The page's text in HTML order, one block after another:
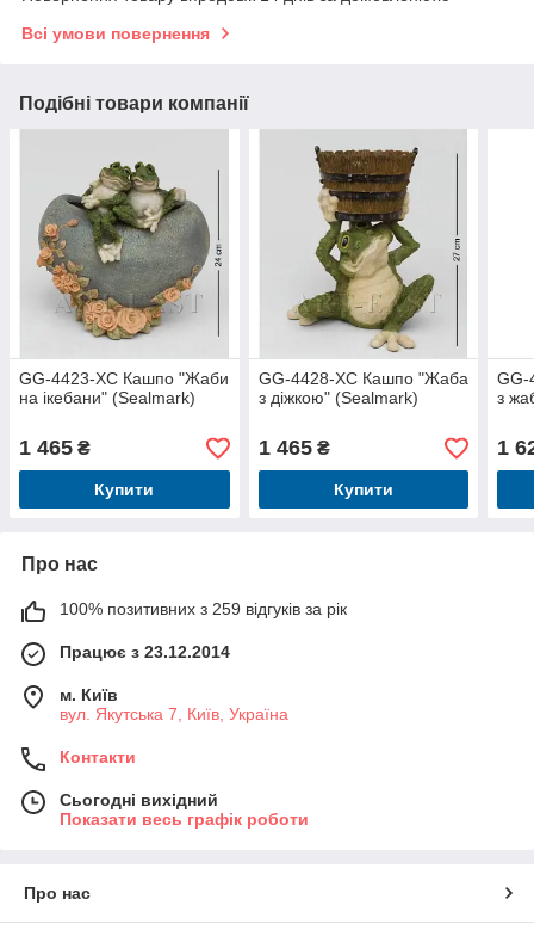
Всі умови повернення
Подібні товари компанії
GG-4423-XC Кашпо "Жаби
на ікебани" (Sealmark)
1 465 ₴
Купити
GG-4428-XC Кашпо "Жаба
з діжкою" (Sealmark)
1 465₴
Купити
GG-
з
1
Про нас
100% позитивних з 259 відгуків за рік
Працює з 23.12.2014
м. Київ
вул. Якутська 7, Київ, Україна
Контакти
Сьогодні вихідний
Показати весь графік роботи
Про нас